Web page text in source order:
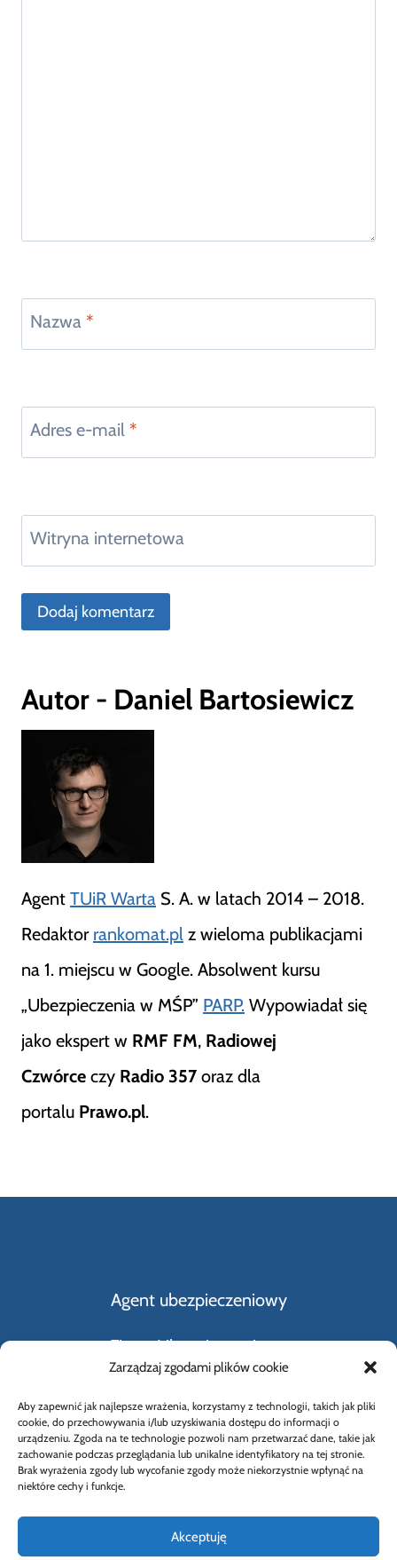
Zarządzaj zgodami plików cookie
Aby zapewnić jak najlepsze wrażenia, korzystamy z technologii, takich jak pliki
cookie, do przechowywania i/lub uzyskiwania dostępu do informacji o
urządzeniu. Zgoda na te technologie pozwoli nam przetwarzać dane, takie jak
zachowanie podczas przeglądania lub unikalne identyfikatory na tej stronie.
Brak wyrażenia zgody lub wycofanie zgody może niekorzystnie wpłynąć na
niektóre cechy i funkcje.
Akceptuję
Nazwa *
Adres e-mail *
Witryna internetowa
Autor - Daniel Bartosiewicz
Agent TUiR Warta S. A. w latach 2014 – 2018.
Redaktor rankomat.pl z wieloma publikacjami
na 1. miejscu w Google. Absolwent kursu
„Ubezpieczenia w MŚP” PARP. Wypowiadał się
jako ekspert w RMF FM, Radiowej
Czwórce czy Radio 357 oraz dla
portalu Prawo.pl.
Agent ubezpieczeniowy
Firmy Ubezpieczeniowe
Rodzaje ubezpieczeń
Słownik Pojęć Ubezpieczeniowych